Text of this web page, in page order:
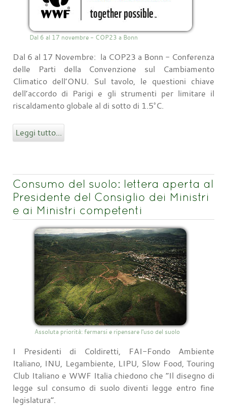
Dal 6 al 17 novembre - COP23 a Bonn
Dal 6 al 17 Novembre: la COP23 a Bonn - Conferenza
delle Parti della Convenzione sul Cambiamento
Climatico dell’ONU. Sul tavolo, le questioni chiave
dell’accordo di Parigi e gli strumenti per limitare il
riscaldamento globale al di sotto di 1.5°C.
Leggi tutto...
Consumo del suolo: lettera aperta al
Presidente del Consiglio dei Ministri
e ai Ministri competenti
Assoluta priorità: fermarsi e ripensare l'uso del suolo
I Presidenti di Coldiretti, FAI-Fondo Ambiente
Italiano, INU, Legambiente, LIPU, Slow Food, Touring
Club Italiano e WWF Italia chiedono che “Il disegno di
legge sul consumo di suolo diventi legge entro fine
legislatura”.